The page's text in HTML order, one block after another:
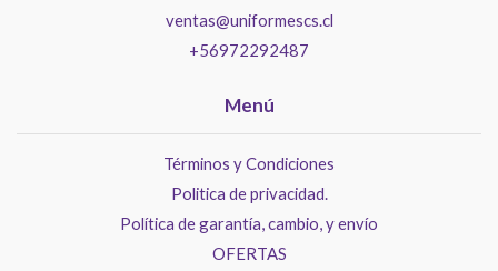
ventas@uniformescs.cl
+56972292487
Menú
Términos y Condiciones
Politica de privacidad.
Política de garantía, cambio, y envío
OFERTAS